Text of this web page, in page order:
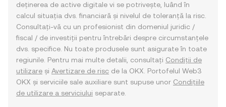
deținerea de active digitale vi se potrivește, luând în
calcul situația dvs. financiară și nivelul de toleranță la risc.
Consultați-vă cu un profesionist din domeniul juridic /
fiscal / de investiții pentru întrebări despre circumstanțele
dvs. specifice. Nu toate produsele sunt asigurate în toate
regiunile. Pentru mai multe detalii, consultați Condiții de
utilizare și Avertizare de risc de la OKX. Portofelul Web3
OKX și serviciile sale auxiliare sunt supuse unor Condițiile
de utilizare a serviciului separate.